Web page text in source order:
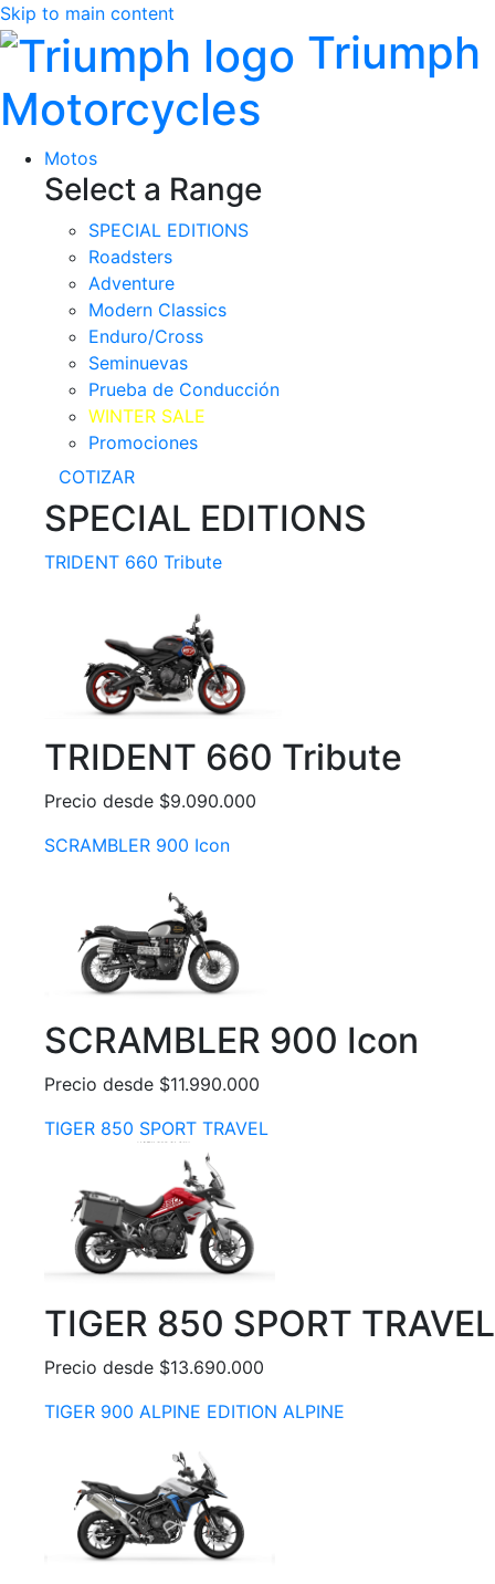
Skip to main content
Triumph
Motorcycles
Motos
Select a Range
SPECIAL EDITIONS
Roadsters
Adventure
Modern Classics
Enduro/Cross
Seminuevas
Prueba de Conducción
WINTER SALE
Promociones
COTIZAR
SPECIAL EDITIONS
TRIDENT 660 Tribute
TRIDENT 660 Tribute
Precio desde $9.090.000
SCRAMBLER 900 Icon
SCRAMBLER 900 Icon
Precio desde $11.990.000
TIGER 850 SPORT TRAVEL
TIGER 850 SPORT TRAVEL
Precio desde $13.690.000
TIGER 900 ALPINE EDITION ALPINE